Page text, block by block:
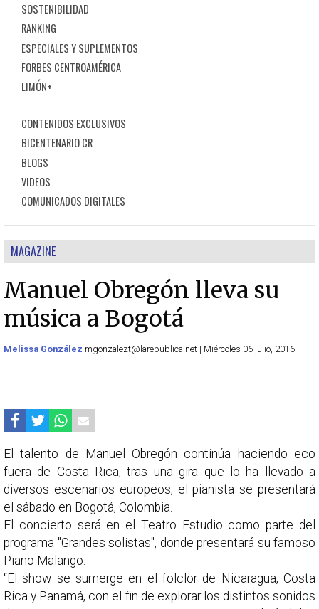
SOSTENIBILIDAD
RANKING
ESPECIALES Y SUPLEMENTOS
FORBES CENTROAMÉRICA
LIMÓN+
CONTENIDOS EXCLUSIVOS
BICENTENARIO CR
BLOGS
VIDEOS
COMUNICADOS DIGITALES
MAGAZINE
Manuel Obregón lleva su
música a Bogotá
Melissa González mgonzalezt@larepublica.net | Miércoles 06 julio, 2016
El talento de Manuel Obregón continúa haciendo eco
fuera de Costa Rica, tras una gira que lo ha llevado a
diversos escenarios europeos, el pianista se presentará
el sábado en Bogotá, Colombia.
El concierto será en el Teatro Estudio como parte del
programa "Grandes solistas", donde presentará su famoso
Piano Malango.
“El show se sumerge en el folclor de Nicaragua, Costa
Rica y Panamá, con el fin de explorar los distintos sonidos